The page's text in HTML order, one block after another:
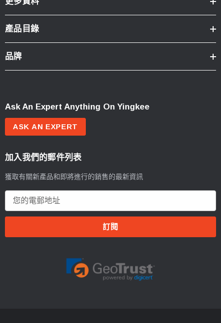
產品目錄
品牌
Ask An Expert Anything On Yingkee
ASK AN EXPERT
加入我們的郵件列表
獲取有關新產品和即將進行的銷售的最新資訊
郵